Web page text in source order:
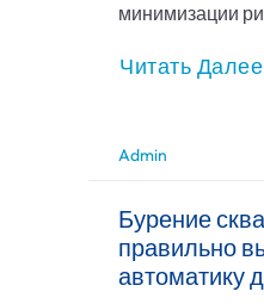
минимизации
Читать Далее
Admin
Бурение
правильно
автоматику